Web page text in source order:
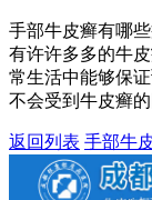
手部牛皮癣有哪
有许许多多的牛
常生活中能够保
不会受到牛皮癣的
返回列表 手部牛